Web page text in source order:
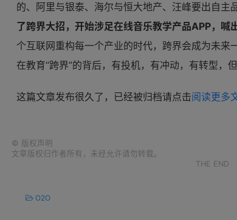
的、阿里与银泰、海尔与恒大地产、汪峰要出自主
了跨界大招，开始涉足在线音乐教学产品APP，喊
个互联网重构每一个产业的时代，跨界会成为未来
在教育“跨界”的背后，有投机，有冲动，有转型，
这篇文章发布很久了，已经被归档请点击阅读更多
© 版权声明
文章版权归作者所有，未经允许请勿转载。
THE END
O2O